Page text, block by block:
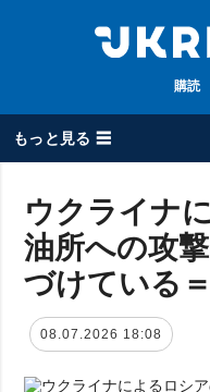
購読
もっと見る ☰
全てのトピック
戦争
政治
経済・復興
ウクライナ
油所への攻
づけている
08.07.2026 18:08